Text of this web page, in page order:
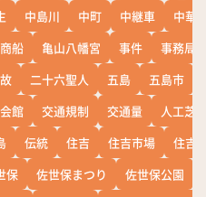
中島川 中町 中継車
中華
船 亀山八幡宮 事件
事務局
二十六聖人 五島 五島市
館 交通規制 交通量
人工芝
伝統 住吉 住吉市場
住吉
保 佐世保まつり 佐世保公園